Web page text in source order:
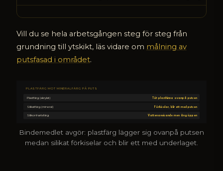
Vill du se hela arbetsgången steg för steg från
grundning till ytskikt, läs vidare om målning av
putsfasad i området.
PLASTFÄRG MOT MINERALFÄRG PÅ PUTS
Plastfärg (akrylat) Tät plasthinna ovanpå putsen
Silikatfärg (mineral) Förkiselar, blir ett med putsen
Silikonhartsfärg Vattenavvisande men ångöppen
Bindemedlet avgör: plastfärg lägger sig ovanpå putsen
medan silikat förkiselar och blir ett med underlaget.